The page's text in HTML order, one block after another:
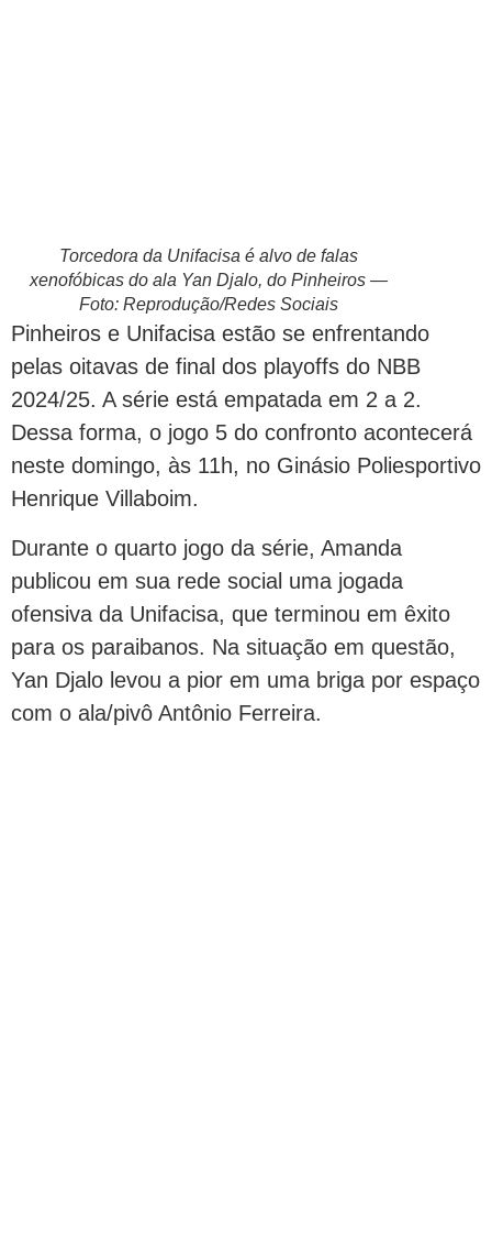
Torcedora da Unifacisa é alvo de falas
xenofóbicas do ala Yan Djalo, do Pinheiros —
Foto: Reprodução/Redes Sociais
Pinheiros e Unifacisa estão se enfrentando
pelas oitavas de final dos playoffs do NBB
2024/25. A série está empatada em 2 a 2.
Dessa forma, o jogo 5 do confronto acontecerá
neste domingo, às 11h, no Ginásio Poliesportivo
Henrique Villaboim.
Durante o quarto jogo da série, Amanda
publicou em sua rede social uma jogada
ofensiva da Unifacisa, que terminou em êxito
para os paraibanos. Na situação em questão,
Yan Djalo levou a pior em uma briga por espaço
com o ala/pivô Antônio Ferreira.